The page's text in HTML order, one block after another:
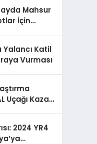
Mahsur
İçin
Yalancı Katil
Vurması
Uçağı Kazası
2024 YR4